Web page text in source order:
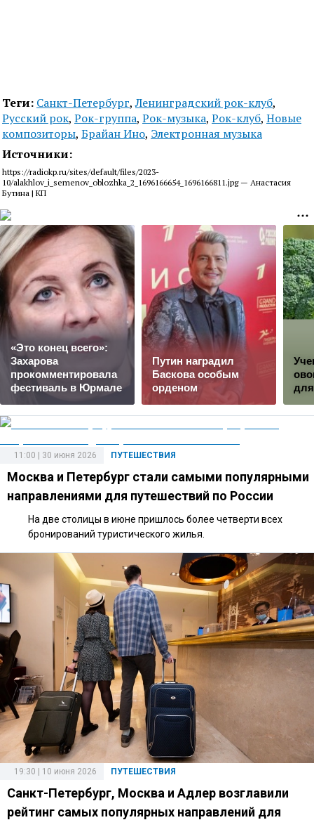
Теги: Санкт-Петербург,Ленинградский рок-клуб,
Русский рок, Рок-группа, Рок-музыка, Рок-клуб, Новые
композиторы, Брайан Ино, Электронная музыка
Источники:
https://radiokp.ru/sites/default/files/2023-
10/alakhlov_i_semenov_oblozhka_2_1696166654_1696166811.jpg — Анастасия
Бутина | КП
«Это конец всего»:
Захарова
прокомментировала
фестиваль в Юрмале
Путин наградил
Баскова особым
орденом
ПУТЕШЕСТВИЯ
11:00 | 30 июня 2026
Москва и Петербург стали самыми популярными
направлениями для путешествий по России
На две столицы в июне пришлось более четверти всех
бронирований туристического жилья.
ПУТЕШЕСТВИЯ
19:30 | 10 июня 2026
Санкт-Петербург, Москва и Адлер возглавили
рейтинг самых популярных направлений для